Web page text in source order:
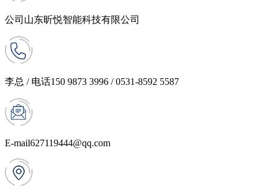
公司 山东昕悦智能科技有限公司
李总 / 电话150 9873 3996 / 0531-8592 5587
E-mail627119444@qq.com